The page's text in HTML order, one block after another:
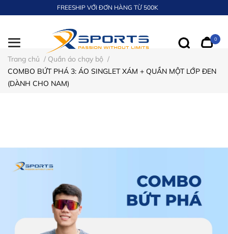
FREESHIP VỚI ĐƠN HÀNG TỪ 500K
0
Trang chủ / Quần áo chạy bộ /
COMBO BỨT PHÁ 3: ÁO SINGLET XÁM + QUẦN MỘT LỚP ĐEN
(DÀNH CHO NAM)